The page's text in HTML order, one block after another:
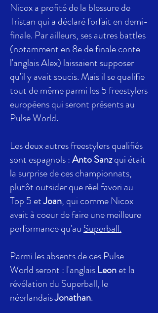
Nicox a profité de la blessure de
Tristan qui a déclaré forfait en demi-
finale. Par ailleurs, ses autres battles
(notamment en 8e de finale conte
l'anglais Alex) laissaient supposer
qu'il y avait soucis. Mais il se qualifie
tout de même parmi les 5 freestylers
européens qui seront présents au
Pulse World.
Les deux autres freestylers qualifiés
sont espagnols :Anto Sanzqui était
la surprise de ces championnats,
plutôt outsider que réel favori au
Top 5 etJoan, qui comme Nicox
avait à coeur de faire une meilleure
performance qu'auSuperball.
Parmi les absents de ces Pulse
World seront : l'anglais Leonet la
révélation du Superball, le
néerlandaisJonathan.